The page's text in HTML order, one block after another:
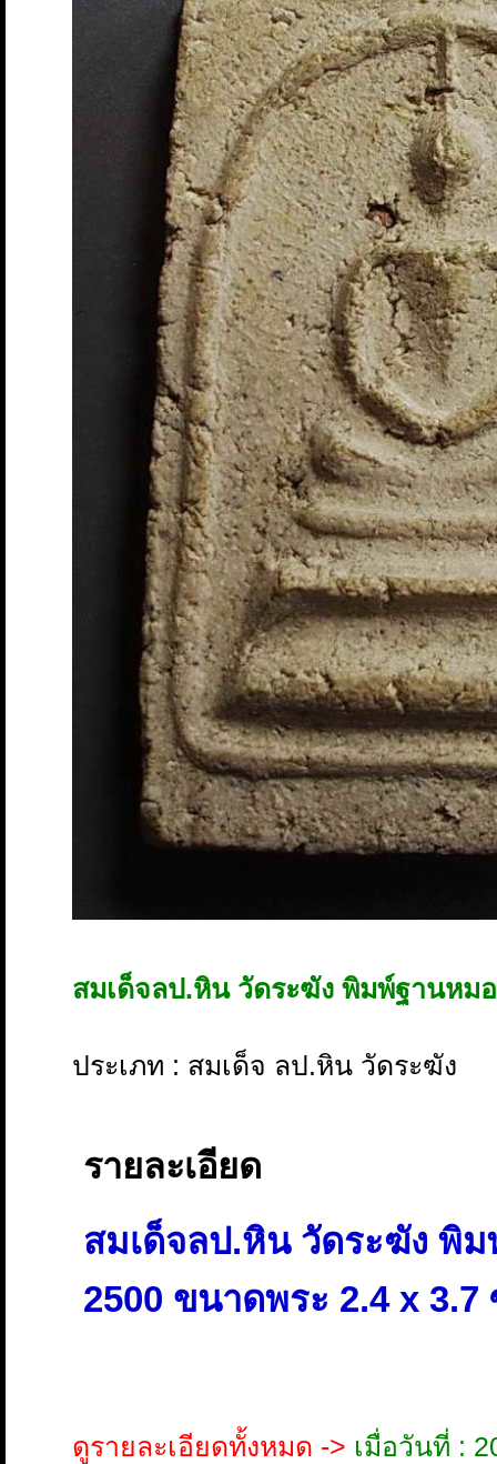
สมเด็จลป.หิน วัดระฆัง พิมพ์ฐานหม
ประเภท : สมเด็จ ลป.หิน วัดระฆัง
รายละเอียด
สมเด็จลป.หิน วัดระฆัง พิ
2500 ขนาดพระ 2.4 x
ดูรายละเอียดทั้งหมด -> เมื่อวันที่ :